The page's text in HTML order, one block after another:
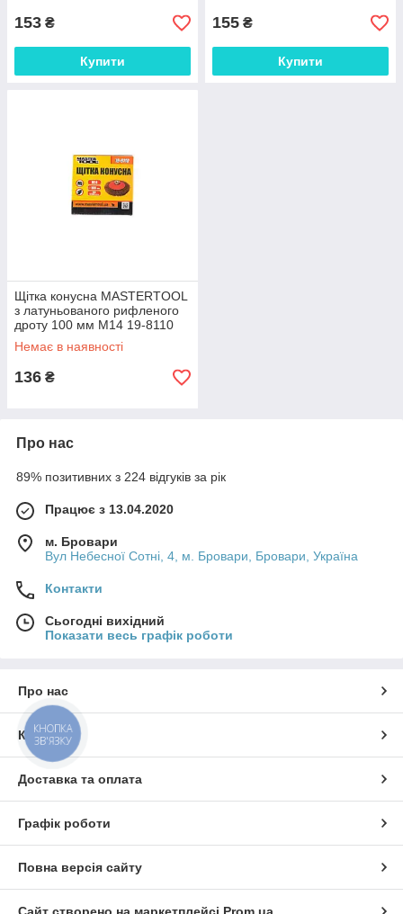
153 ₴
Купити
155 ₴
Купити
Щітка конусна MASTERTOOL
з латуньованого рифленого
дроту 100 мм М14 19-8110
SPL
Немає в наявності
136 ₴
Про нас
89% позитивних з 224 відгуків за рік
Працює з 13.04.2020
м. Бровари
Вул Небесної Сотні, 4, м. Бровари, Бровари, Україна
Контакти
Сьогодні вихідний
Показати весь графік роботи
Про нас
Контакти
Доставка та оплата
Графік роботи
Повна версія сайту
КНОПКА
ЗВ'ЯЗКУ